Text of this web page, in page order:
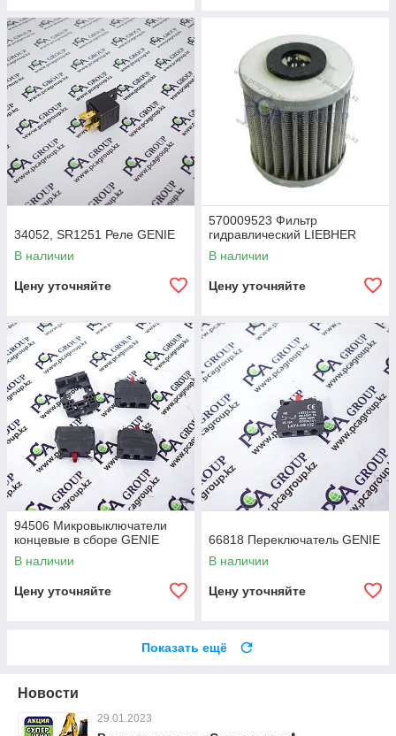
34052, SR1251 Реле GENIE
В наличии
Цену уточняйте
570009523 Фильтр
гидравлический LIEBHER
В наличии
Цену уточняйте
94506 Микровыключатели
концевые в сборе GENIE
В наличии
Цену уточняйте
66818 Переключатель GENIE
В наличии
Цену уточняйте
Показать ещё
Новости
29.01.2023